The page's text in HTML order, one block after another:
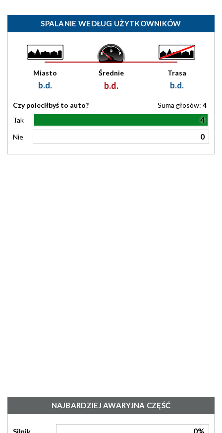
SPALANIE WEDŁUG UŻYTKOWNIKÓW
Miasto
b.d.
Średnie
b.d.
Trasa
b.d.
Czy poleciłbyś to auto? Suma głosów: 4
Tak
4
Nie 0
NAJBARDZIEJ AWARYJNA CZĘŚĆ
Silnik 0%